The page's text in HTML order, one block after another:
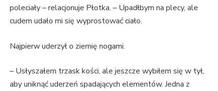
poleciały – relacjonuje Płotka. – Upadłbym na plecy, ale
cudem udało mi się wyprostować ciało.
Najpierw uderzył o ziemię nogami.
– Usłyszałem trzask kości, ale jeszcze wybiłem się w tył,
aby uniknąć uderzeń spadających elementów. Jedna z